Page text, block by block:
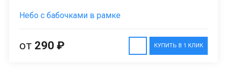
Небо с бабочками в рамке
КУПИТЬ В 1 КЛИК
от 290 ₽